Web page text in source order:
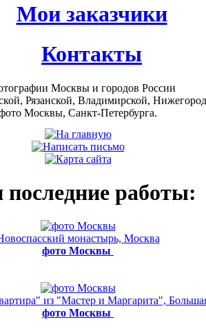
Мои заказчики
Контакты
работы:
монастырь, Москва
фото Москвы
из "Мастер и Маргарита",
фото Москвы